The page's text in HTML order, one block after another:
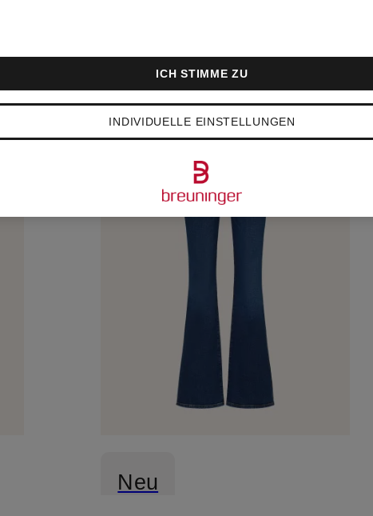
Neu
INDIVIDUELLE EINSTELLUNGEN
ICH STIMME ZU